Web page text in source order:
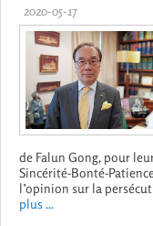
2020-05-17
de Falun Gong, pour
Sincérité-Bonté-
l’opinion sur la
plus ...